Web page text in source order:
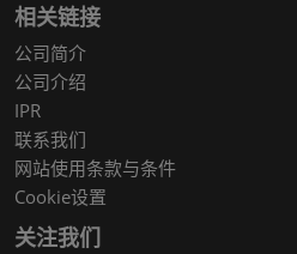
相关链接
公司简介
公司介绍
IPR
联系我们
网站使用条款与条件
Cookie设置
关注我们